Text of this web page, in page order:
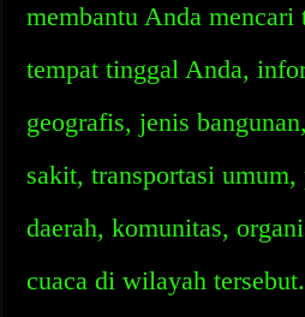
membantu Anda mencari
tempat tinggal Anda,
geografis, jenis
sakit, transportasi
daerah, komunitas,
cuaca di wilayah